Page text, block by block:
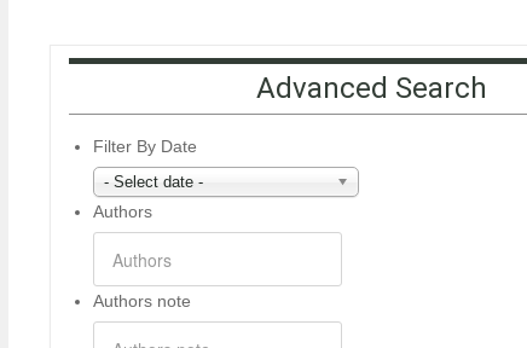
Advanced Search
Filter By Date
- Select date -
Authors
Authors note